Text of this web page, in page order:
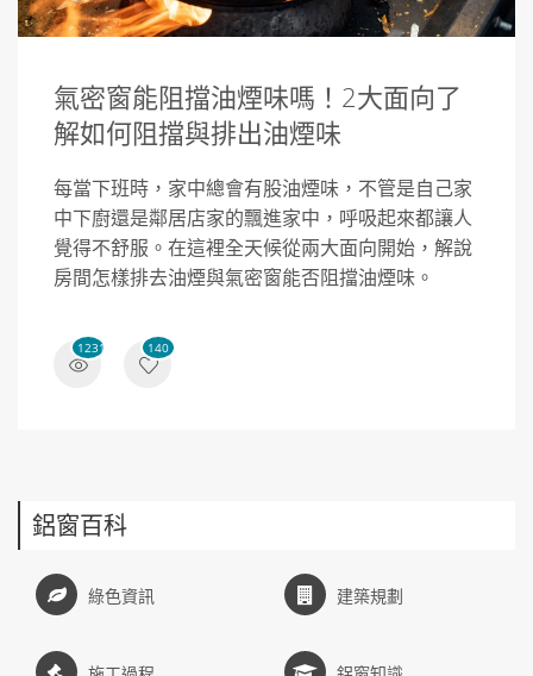
氣密窗能阻擋油煙味嗎！2大面向了
解如何阻擋與排出油煙味
每當下班時，家中總會有股油煙味，不管是自己家
中下廚還是鄰居店家的飄進家中，呼吸起來都讓人
覺得不舒服。在這裡全天候從兩大面向開始，解說
房間怎樣排去油煙與氣密窗能否阻擋油煙味。
12317 140
鋁窗百科
綠色資訊 建築規劃